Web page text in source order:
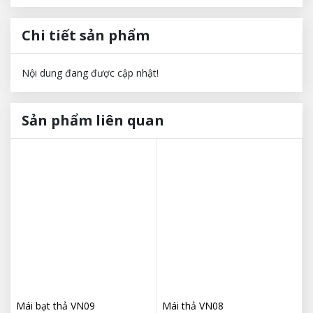
Chi tiết sản phẩm
Nội dung đang được cập nhật!
Sản phẩm liên quan
Mái bạt thả VN09 Mái thả VN08